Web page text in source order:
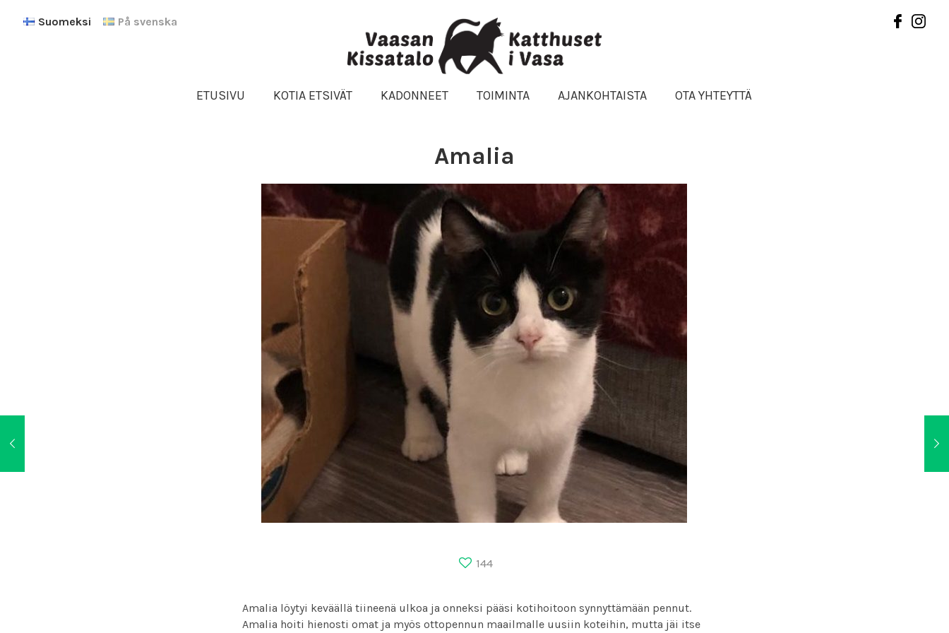
Suomeksi På svenska
ETUSIVU KOTIA ETSIVÄT KADONNEET TOIMINTA AJANKOHTAISTA OTA YHTEYTTÄ
Amalia
144
Amalia löytyi keväällä tiineenä ulkoa ja onneksi pääsi kotihoitoon synnyttämään pennut.
Amalia hoiti hienosti omat ja myös ottopennun maailmalle uusiin koteihin, mutta jäi itse